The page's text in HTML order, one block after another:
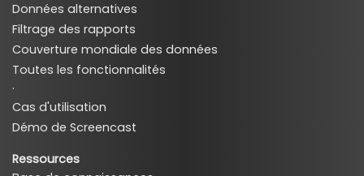
Données alternatives
Filtrage des rapports
Couverture mondiale des données
Toutes les fonctionnalités
·
Cas d'utilisation
Démo de Screencast
Ressources